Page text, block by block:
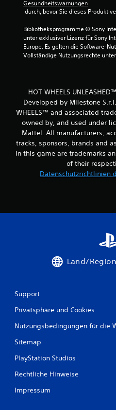
Gesundheitswarnungen
durch, bevor Sie dieses Produkt
Bibliotheksprogramme © Sony
unter exklusiver Lizenz für Sony
Europe. Es gelten die Software-
Vollständige Nutzungsrechte
HOT WHEELS
Developed by Milestone
WHEELS™ and associated
owned by, and used under
Mattel. All manufacturers,
tracks, sponsors, brands and
in this game are trademarks
of their
Datenschutzrichtlinien
Land/
Support
Privatsphäre und Cookies
Nutzungsbedingungen für die
Sitemap
PlayStation Studios
Rechtliche Hinweise
Impressum